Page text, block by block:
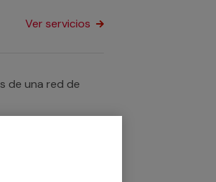
Ver servicios
de una red de